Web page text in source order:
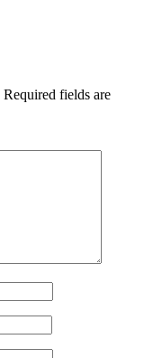
Required fields are